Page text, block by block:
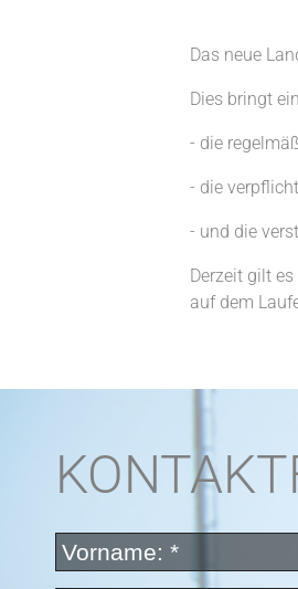
Das neue
Dies bringt
- die
- die
- und die
Derzeit gilt
auf dem